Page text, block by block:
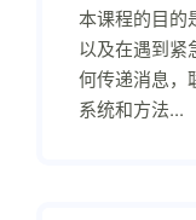
本课程的目的
以及在遇到紧
何传递消息，
系统和方法...